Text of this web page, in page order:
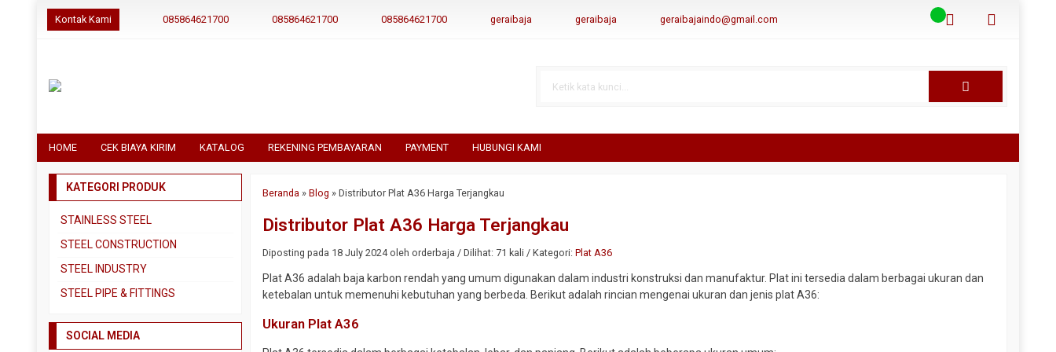
Kontak Kami 085864621700 085864621700 085864621700 geraibaja geraibaja geraibajaindo@gmail.com
HOME CEK BIAYA KIRIM KATALOG REKENING PEMBAYARAN PAYMENT HUBUNGI KAMI
Beranda »Blog »Distributor Plat A36 Harga Terjangkau
Distributor Plat A36 Harga Terjangkau
Diposting pada 18 July 2024 oleh orderbaja / Dilihat: 71 kali / Kategori:Plat A36
Plat A36 adalah baja karbon rendah yang umum digunakan dalam industri konstruksi dan manufaktur. Plat ini tersedia dalam berbagai ukuran dan
ketebalan untuk memenuhi kebutuhan yang berbeda. Berikut adalah rincian mengenai ukuran dan jenis plat A36:
Ukuran Plat A36
KATEGORI PRODUK
STAINLESS STEEL
Pipa SS304
Pipa SS310
Pipa SS316
Plat Bordes SS304
STEEL CONSTRUCTION
Besi Beton
Besi CNP
Besi UNP
STEEL INDUSTRY
Dual Plate
Plat A285 GR C
STEEL PIPE & FITTINGS
Ball Valve
SOCIAL MEDIA